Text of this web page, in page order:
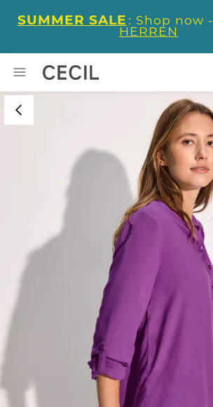
SUMMER SALE : Shop now -
HERREN